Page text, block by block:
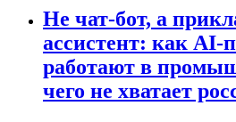
Не чат-бот, а
ассистент: как
работают в
чего не хватает